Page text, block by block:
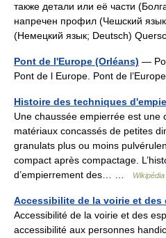
также детали или её части
напречен профил (Чешский
(Немецкий язык; Deutsch)
Pont de l'Europe (Orléans) —
Pont de l Europe. Pont de
Histoire des techniques
Une chaussée empierrée est une
matériaux concassés de petites
granulats plus ou moins
compact après compactage.
d’empierrement des… …
Accessibilite de la voirie et des
Accessibilité de la voirie et des
accessibilité aux personnes